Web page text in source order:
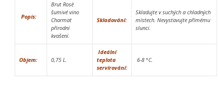
Popis:
Brut Rosè
šumivé vino
Charmat
přirodní
kvašení.
Skladování:
Skladujte v suchých a chladných
místech. Nevystavujte přímému
slunci.
Objem: 0,75 L.
Ideální
teplota
servírování:
6-8 °C.